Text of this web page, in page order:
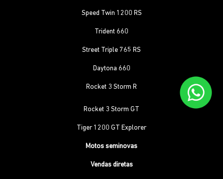
Speed Twin 1200 RS
Trident 660
Street Triple 765 RS
Daytona 660
Rocket 3 Storm R
Rocket 3 Storm GT
Tiger 1200 GT Explorer
Motos seminovas
Vendas diretas